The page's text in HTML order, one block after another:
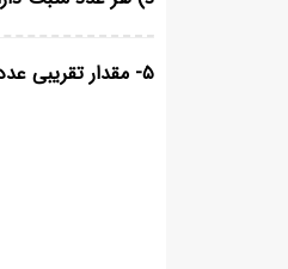
۵- مقدار تقریبی عددهای زیر را به دست آورید.